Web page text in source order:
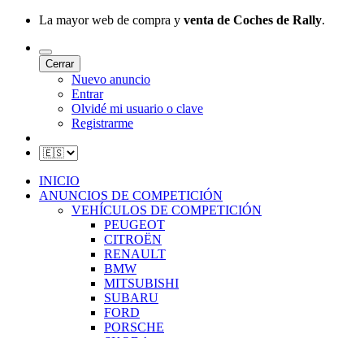
La mayor web de compra y venta de Coches de Rally.
Cerrar
Nuevo anuncio
Entrar
Olvidé mi usuario o clave
Registrarme
INICIO
ANUNCIOS DE COMPETICIÓN
VEHÍCULOS DE COMPETICIÓN
PEUGEOT
CITROËN
RENAULT
BMW
MITSUBISHI
SUBARU
FORD
PORSCHE